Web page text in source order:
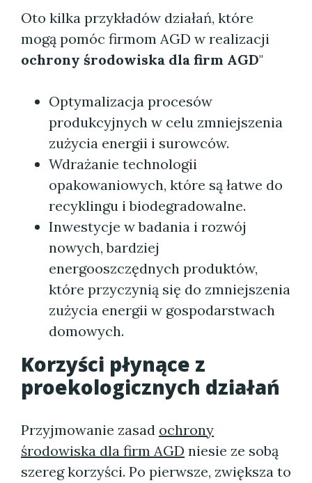
Oto kilka przykładów działań, które
mogą pomóc firmom AGD w realizacji
ochrony środowiska dla firm AGD"
Optymalizacja procesów
produkcyjnych w celu zmniejszenia
zużycia energii i surowców.
Wdrażanie technologii
opakowaniowych, które są łatwe do
recyklingu i biodegradowalne.
Inwestycje w badania i rozwój
nowych, bardziej
energooszczędnych produktów,
które przyczynią się do zmniejszenia
zużycia energii w gospodarstwach
domowych.
Korzyści płynące z
proekologicznych działań
Przyjmowanie zasad ochrony
środowiska dla firm AGD niesie ze sobą
szereg korzyści. Po pierwsze, zwiększa to